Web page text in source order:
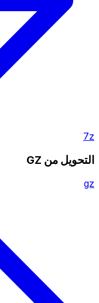
7z
التحويل من GZ
gz